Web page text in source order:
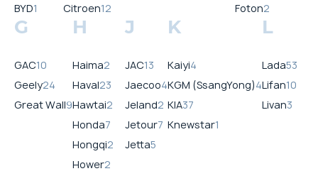
BYD1
Citroen12
Foton2
G
GAC10
Geely24
Great Wall9
H
Haima2
Haval23
Hawtai2
Honda7
Hongqi2
Hower2
J
JAC13
Jaecoo4
Jeland2
Jetour7
Jetta5
K
Kaiyi4
KGM (SsangYong)4
KIA37
Knewstar1
L
Lada53
Lifan10
Livan3